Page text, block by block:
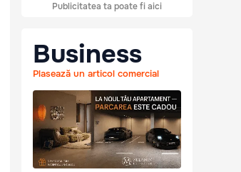
Publicitatea ta poate fi aici
Business
Plasează un articol comercial